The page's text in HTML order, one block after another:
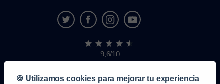
9,6/10
1.339.284
de
🍪 Utilizamos cookies para mejorar tu experiencia